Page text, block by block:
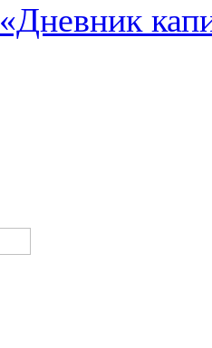
«Дневник